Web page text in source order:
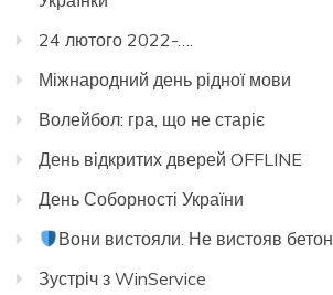
24 лютого 2022-….
Міжнародний день рідної мови
Волейбол: гра, що не старіє
День відкритих дверей OFFLINE
День Соборності України
Вони вистояли. Не вистояв бетон
Зустріч з WinService